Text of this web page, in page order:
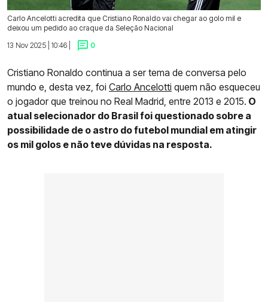
Carlo Ancelotti acredita que Cristiano Ronaldo vai chegar ao golo mil e
deixou um pedido ao craque da Seleção Nacional
13 Nov 2025 | 10:46 |
0
Cristiano Ronaldo continua a ser tema de conversa pelo
mundo e, desta vez, foi Carlo Ancelotti quem não esqueceu
o jogador que treinou no Real Madrid, entre 2013 e 2015. O
atual selecionador do Brasil foi questionado sobre a
possibilidade de o astro do futebol mundial em atingir
os mil golos e não teve dúvidas na resposta.